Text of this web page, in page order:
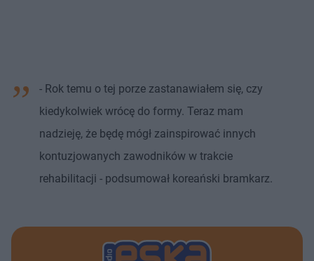
- Rok temu o tej porze zastanawiałem się, czy
kiedykolwiek wrócę do formy. Teraz mam
nadzieję, że będę mógł zainspirować innych
kontuzjowanych zawodników w trakcie
rehabilitacji - podsumował koreański bramkarz.